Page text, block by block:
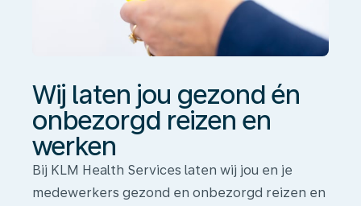
Wij laten jou gezond én
onbezorgd reizen en
werken
Bij KLM Health Services laten wij jou en je
medewerkers gezond en onbezorgd reizen en